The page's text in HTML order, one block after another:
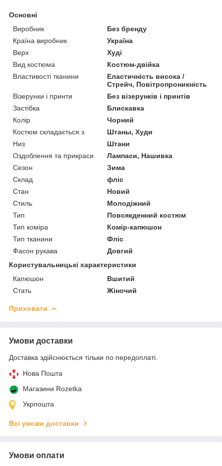
Основні
Виробник
Без бренду
Країна виробник
Україна
Верх
Худі
Вид костюма
Костюм-двійка
Властивості тканини
Еластичність висока /
Стрейч, Повітропроникність
Візерунки і принти
Без візерунків і принтів
Застібка
Блискавка
Колір
Чорний
Костюм складається з
Штаны, Худи
Низ
Штани
Оздоблення та прикраси
Лампаси, Нашивка
Сезон
Зима
Склад
фліс
Стан
Новий
Стиль
Молодіжний
Тип
Повсякденний костюм
Тип коміра
Комір-капюшон
Тип тканини
Фліс
Фасон рукава
Довгий
Користувальницькі характеристики
Капюшон
Вшитий
Стать
Жіночий
Приховати
Умови доставки
Доставка здійснюється тільки по передоплаті.
Нова Пошта
Магазини Rozetka
Укрпошта
Всі умови доставки
Умови оплати